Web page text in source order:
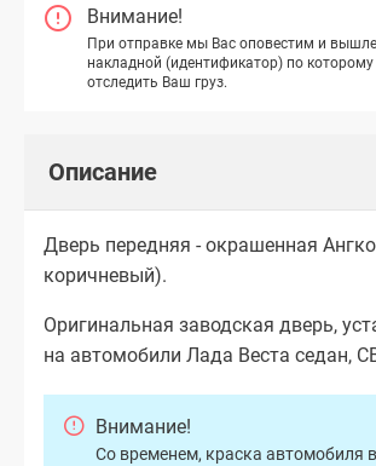
Внимание!
При отправке мы Вас оповестим и
накладной (идентификатор) по
отследить Ваш груз.
Описание
Дверь передняя - окрашенная
коричневый).
Оригинальная заводская дверь,
на автомобили Лада Веста седан,
Внимание!
Со временем, краска автомобиля